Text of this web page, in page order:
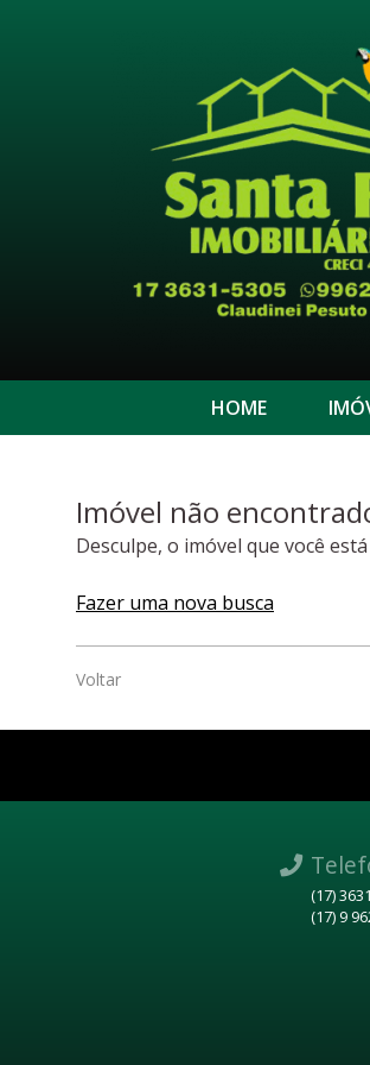
HOME
Imóvel não
Desculpe, o imóvel que você
Fazer uma nova busca
Voltar
(17)
(17) 9